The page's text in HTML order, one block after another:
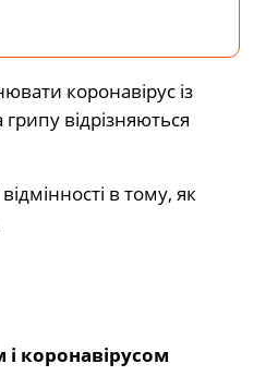
коронавірус із
відрізняються
в тому, як
коронавірусом